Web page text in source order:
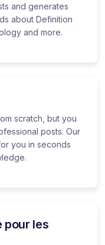
and generates
about Definition
and more.
scratch, but you
posts. Our
you in seconds
pour les